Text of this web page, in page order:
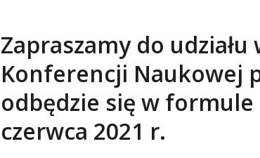
Zapraszamy do
Konferencji Naukowej
odbędzie się w
czerwca 2021 r.